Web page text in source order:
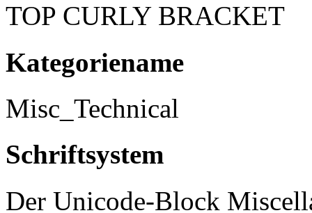
TOP CURLY BRACKET
Kategoriename
Misc_Technical
Schriftsystem
Der Unicode-Block